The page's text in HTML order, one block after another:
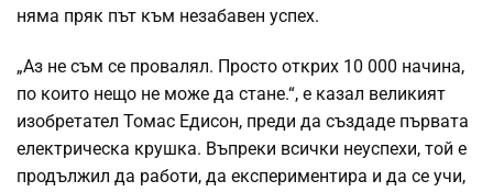
няма пряк път към незабавен успех.
„Аз не съм се провалял. Просто открих 10 000 начина,
по които нещо не може да стане.“, е казал великият
изобретател Томас Едисон, преди да създаде първата
електрическа крушка. Въпреки всички неуспехи, той е
продължил да работи, да експериментира и да се учи,